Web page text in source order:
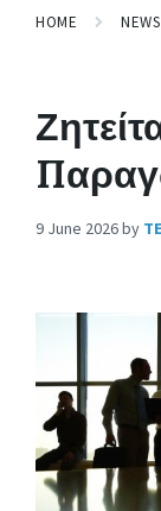
HOME NEWS
9 June 2026by